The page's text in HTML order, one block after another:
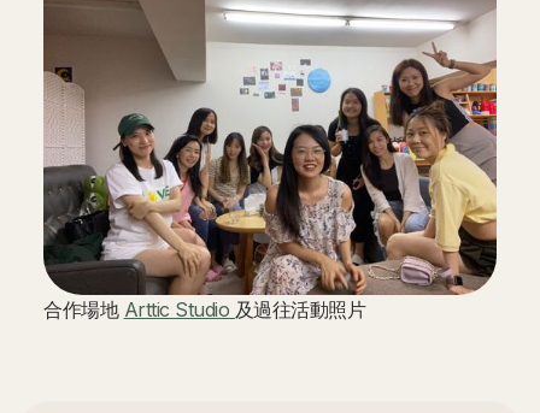
合作場地 Arttic Studio 及過往活動照片